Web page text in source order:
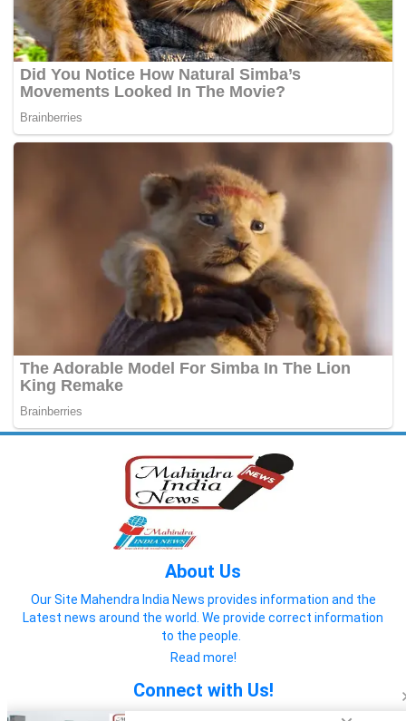
About Us
Our Site Mahendra India News provides information and the
Latest news around the world. We provide correct information
to the people.
Read more!
Connect with Us!